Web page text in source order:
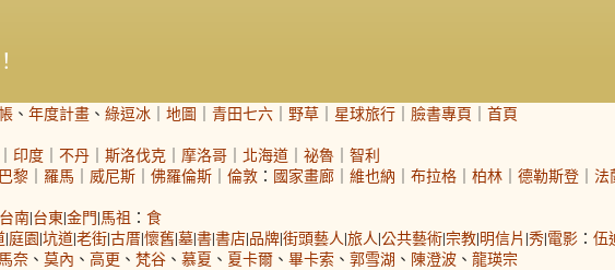
、 年度計畫 、 綠逗冰 ｜ 地圖 ｜ 青田七六 ｜ 野草 ｜ 星球旅行 ｜ 臉書專頁 ｜ 首頁
｜ 印度 ｜ 不丹 ｜ 斯洛伐克 ｜ 摩洛哥 ｜ 北海道 ｜ 祕魯 ｜ 智利
巴黎 ｜ 羅馬 ｜ 威尼斯 ｜ 佛羅倫斯 ｜ 倫敦 ： 國家畫廊 ｜ 維也納 ｜ 布拉格 ｜ 柏林 ｜ 德勒斯登 ｜ 法
台南|台東|金門|馬祖 ： 食
|庭園|坑道|老街|古厝|懷舊|墓|書|書店|品牌|街頭藝人|旅人|公共藝術|宗教|明信片 |秀|電影 ： 伍
馬奈 、 莫內 、 高更 、 梵谷 、 慕夏 、 夏卡爾 、 畢卡索 、 郭雪湖 、 陳澄波 、 龍瑛宗